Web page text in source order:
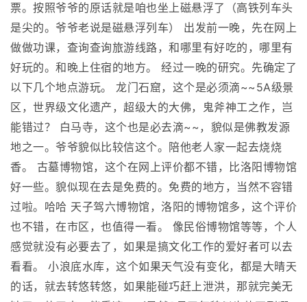
票。按照爷爷的原话就是咱也坐上磁悬浮了（高铁列车头
是尖的。爷爷老说是磁悬浮列车） 出发前一晚，先在网上
做做功课，查询查询旅游线路，和哪里有好吃的，哪里有
好玩的。和晚上住宿的地方。 经过一晚的研究。先确定了
以下几个地点游玩。 龙门石窟，这个是必须滴~~5A级景
区，世界级文化遗产，超级大的大佛，鬼斧神工之作，岂
能错过？ 白马寺，这个也是必去滴~~，貌似是佛教发源
地之一。爷爷貌似比较信这个。陪他老人家一起去烧烧
香。 古墓博物馆，这个在网上评价都不错，比洛阳博物馆
好一些。貌似现在去是免费的。免费的地方，当然不容错
过啦。哈哈 天子驾六博物馆，洛阳的博物馆多，这个评价
也不错，在市区，也值得一看。 像民俗博物馆等等，个人
感觉就没有必要去了，如果是搞文化工作的爱好者可以去
看看。 小浪底水库，这个如果天气没有变化，都是大晴天
的话，就去转悠转悠，如果能碰巧赶上泄洪，那就完美无